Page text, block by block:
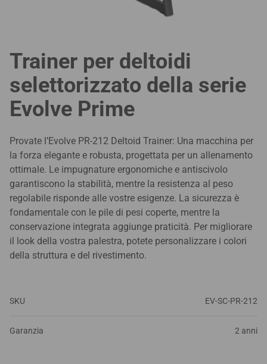
Trainer per deltoidi
selettorizzato della serie
Evolve Prime
Provate l’Evolve PR-212 Deltoid Trainer: Una macchina per
la forza elegante e robusta, progettata per un allenamento
ottimale. Le impugnature ergonomiche e antiscivolo
garantiscono la stabilità, mentre la resistenza al peso
regolabile risponde alle vostre esigenze. La sicurezza è
fondamentale con le pile di pesi coperte, mentre la
conservazione integrata aggiunge praticità. Per migliorare
il look della vostra palestra, potete personalizzare i colori
della struttura e del rivestimento.
SKU EV-SC-PR-212
Garanzia 2 anni